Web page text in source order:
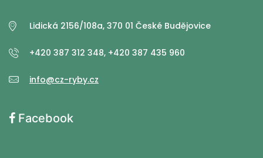
Lidická 2156/108a, 370 01 České Budějovice
+420 387 312 348, +420 387 435 960
info@cz-ryby.cz
Facebook